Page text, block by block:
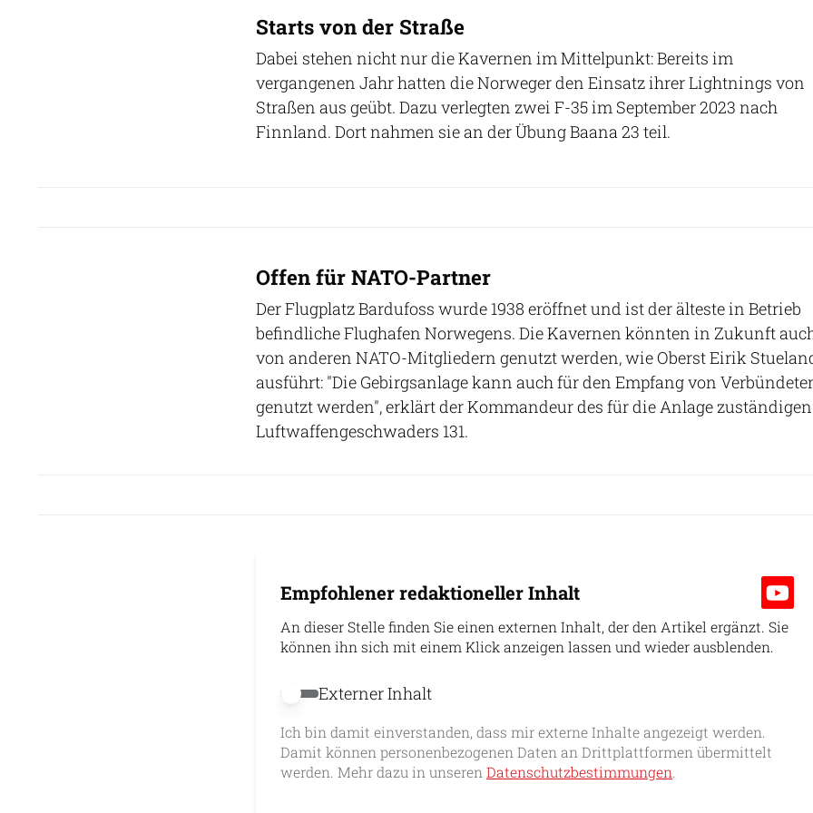
Starts von der Straße
Dabei stehen nicht nur die Kavernen im Mittelpunkt: Bereits im
vergangenen Jahr hatten die Norweger den Einsatz ihrer Lightnings von
Straßen aus geübt. Dazu verlegten zwei F-35 im September 2023 nach
Finnland. Dort nahmen sie an der Übung Baana 23 teil.
Offen für NATO-Partner
Der Flugplatz Bardufoss wurde 1938 eröffnet und ist der älteste in Betrieb
befindliche Flughafen Norwegens. Die Kavernen könnten in Zukunft
von anderen NATO-Mitgliedern genutzt werden, wie Oberst Eirik
ausführt: "Die Gebirgsanlage kann auch für den Empfang von
genutzt werden", erklärt der Kommandeur des für die Anlage zuständigen
Luftwaffengeschwaders 131.
Empfohlener redaktioneller Inhalt
An dieser Stelle finden Sie einen externen Inhalt, der den Artikel ergänzt. Sie
können ihn sich mit einem Klick anzeigen lassen und wieder ausblenden.
Externer Inhalt erlauben
Externer Inhalt
Ich bin damit einverstanden, dass mir externe Inhalte angezeigt werden.
Damit können personenbezogenen Daten an Drittplattformen übermittelt
werden. Mehr dazu in unseren Datenschutzbestimmungen.